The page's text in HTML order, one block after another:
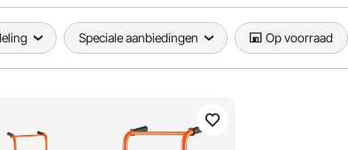
Speciale aanbiedingen Op voorraad